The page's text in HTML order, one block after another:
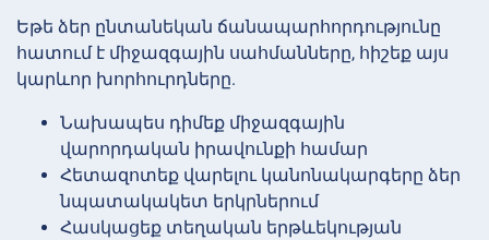
Եթե ձեր ընտանեկան ճանապարհորդությունը
հատում է միջազգային սահմանները, հիշեք այս
կարևոր խորհուրդները.
Նախապես դիմեք միջազգային
վարորդական իրավունքի համար
Հետազոտեք վարելու կանոնակարգերը ձեր
նպատակակետ երկրներում
Հասկացեք տեղական երթևեկության